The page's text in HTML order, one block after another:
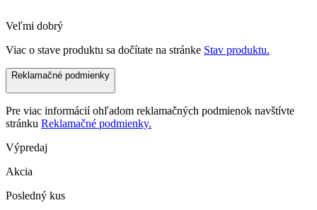
Veľmi dobrý
Viac o stave produktu sa dočítate na stránke Stav produktu.
Reklamačné podmienky
Pre viac informácií ohľadom reklamačných podmienok navštívte
stránku Reklamačné podmienky.
Výpredaj
Akcia
Posledný kus